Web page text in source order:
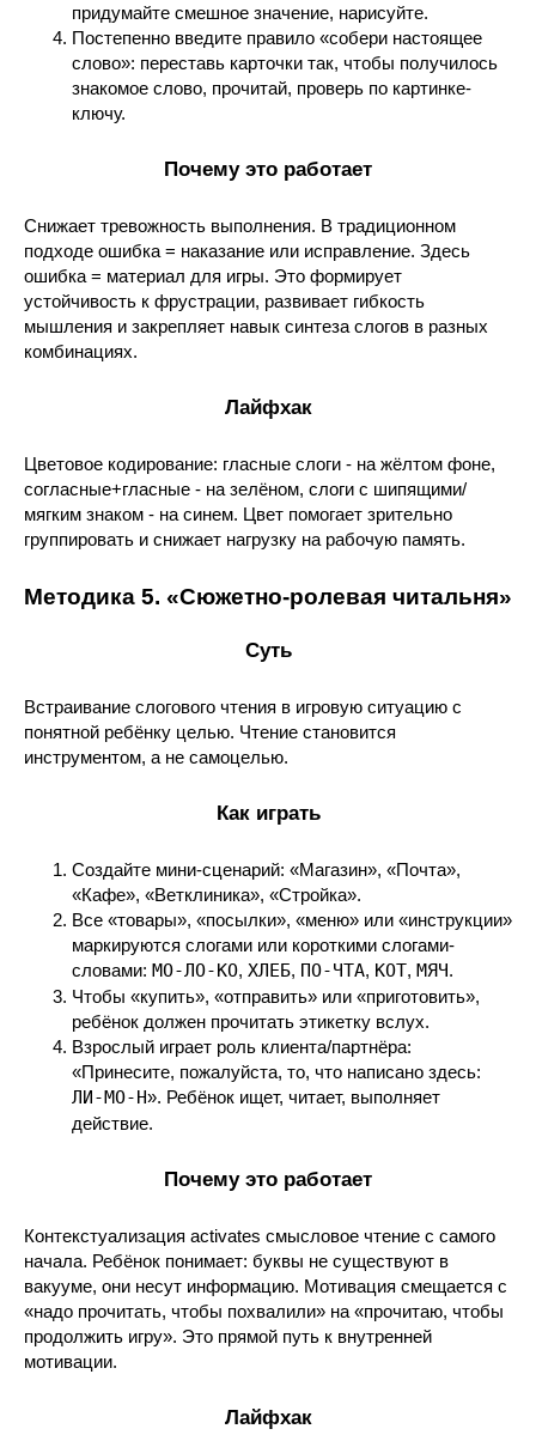
придумайте смешное значение, нарисуйте.
Постепенно введите правило «собери настоящее
слово»: переставь карточки так, чтобы получилось
знакомое слово, прочитай, проверь по картинке-
ключу.
Почему это работает
Снижает тревожность выполнения. В традиционном
подходе ошибка = наказание или исправление. Здесь
ошибка = материал для игры. Это формирует
устойчивость к фрустрации, развивает гибкость
мышления и закрепляет навык синтеза слогов в разных
комбинациях.
Лайфхак
Цветовое кодирование: гласные слоги - на жёлтом фоне,
согласные+гласные - на зелёном, слоги с шипящими/
мягким знаком - на синем. Цвет помогает зрительно
группировать и снижает нагрузку на рабочую память.
Методика 5. «Сюжетно-ролевая читальня»
Суть
Встраивание слогового чтения в игровую ситуацию с
понятной ребёнку целью. Чтение становится
инструментом, а не самоцелью.
Как играть
Создайте мини-сценарий: «Магазин», «Почта»,
«Кафе», «Ветклиника», «Стройка».
Все «товары», «посылки», «меню» или «инструкции»
маркируются слогами или короткими слогами-
словами: МО-ЛО-КО, ХЛЕБ, ПО-ЧТА, КОТ, МЯЧ.
Чтобы «купить», «отправить» или «приготовить»,
ребёнок должен прочитать этикетку вслух.
Взрослый играет роль клиента/партнёра:
«Принесите, пожалуйста, то, что написано здесь:
ЛИ-МО-Н». Ребёнок ищет, читает, выполняет
действие.
Почему это работает
Контекстуализация activates смысловое чтение с самого
начала. Ребёнок понимает: буквы не существуют в
вакууме, они несут информацию. Мотивация смещается с
«надо прочитать, чтобы похвалили» на «прочитаю, чтобы
продолжить игру». Это прямой путь к внутренней
мотивации.
Лайфхак